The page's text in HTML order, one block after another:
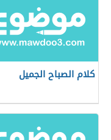
كلام الصباح الجميل